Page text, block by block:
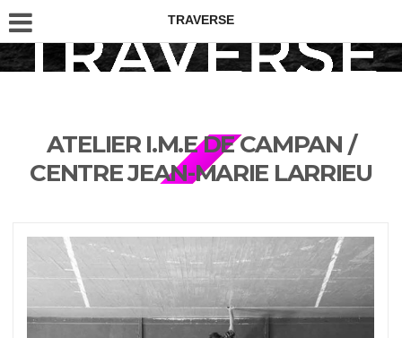
TRAVERSE
ATELIER I.M.E DE CAMPAN /
CENTRE JEAN-MARIE LARRIEU